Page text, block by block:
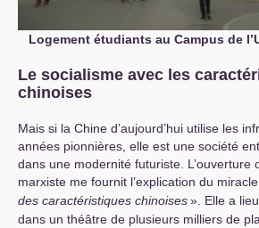
Logement étudiants au Campus de
Le socialisme avec les
chinoises
Mais si la Chine d’aujourd’hui utilise les
années pionnières, elle est une société
dans une modernité futuriste. L’ouverture
marxiste me fournit l’explication du
des caractéristiques chinoises». Elle a
dans un théâtre de plusieurs milliers de